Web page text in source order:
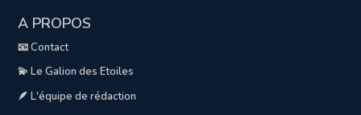
A PROPOS
📧 Contact
💫 Le Galion des Etoiles
🪶 L'équipe de rédaction